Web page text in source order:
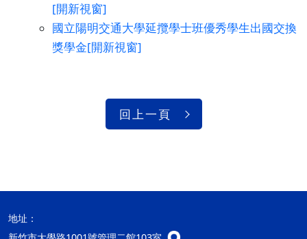
[開新視窗]
國立陽明交通大學延攬學士班優秀學生出國交換
獎學金[開新視窗]
回上一頁
地址：